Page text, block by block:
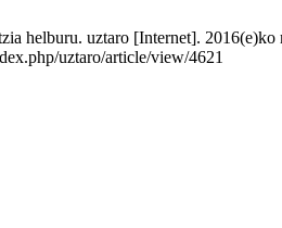
helburu. uztaro [Internet].
uztaro/article/view/4621